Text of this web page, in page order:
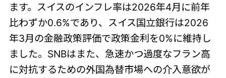
ます。スイスのインフレ率は2026年4月に前年
比わずか0.6%であり、スイス国立銀行は2026
年3月の金融政策評価で政策金利を0%に維持し
ました。SNBはまた、急速かつ過度なフラン高
に対抗するための外国為替市場への介入意欲が